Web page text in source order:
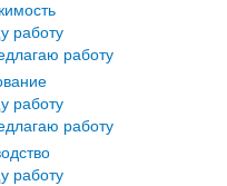
работу
работу
работу
работу
работу